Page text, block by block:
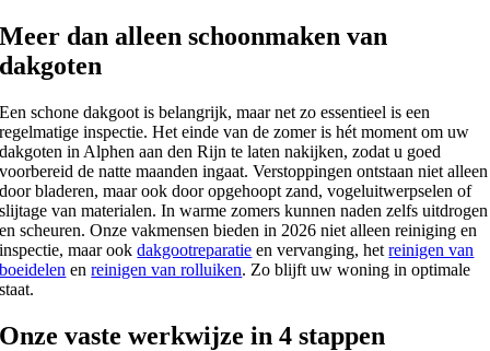
Meer dan alleen schoonmaken van
dakgoten
Een schone dakgoot is belangrijk, maar net zo essentieel is een
regelmatige inspectie. Het einde van de zomer is hét moment om uw
dakgoten in Alphen aan den Rijn te laten nakijken, zodat u goed
voorbereid de natte maanden ingaat. Verstoppingen ontstaan niet alleen
door bladeren, maar ook door opgehoopt zand, vogeluitwerpselen of
slijtage van materialen. In warme zomers kunnen naden zelfs uitdrogen
en scheuren. Onze vakmensen bieden in 2026 niet alleen reiniging en
inspectie, maar ookdakgootreparatie en vervanging, hetreinigen van
boeidelen enreinigen van rolluiken. Zo blijft uw woning in optimale
staat.
Onze vaste werkwijze in 4 stappen